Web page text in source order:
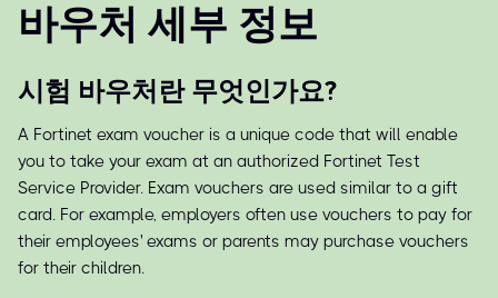
바우처 세부 정보
시험 바우처란 무엇인가요?
A Fortinet exam voucher is a unique code that will enable
you to take your exam at an authorized Fortinet Test
Service Provider. Exam vouchers are used similar to a gift
card. For example, employers often use vouchers to pay for
their employees' exams or parents may purchase vouchers
for their children.